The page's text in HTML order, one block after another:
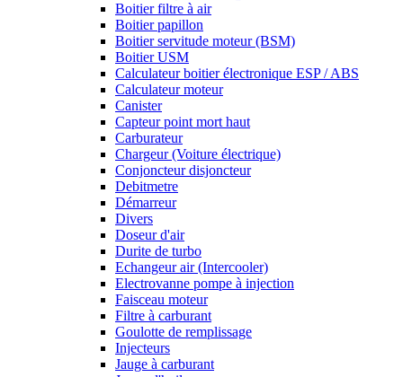
Boitier filtre à air
Boitier papillon
Boitier servitude moteur (BSM)
Boitier USM
Calculateur boitier électronique ESP / ABS
Calculateur moteur
Canister
Capteur point mort haut
Carburateur
Chargeur (Voiture électrique)
Conjoncteur disjoncteur
Debitmetre
Démarreur
Divers
Doseur d'air
Durite de turbo
Echangeur air (Intercooler)
Electrovanne pompe à injection
Faisceau moteur
Filtre à carburant
Goulotte de remplissage
Injecteurs
Jauge à carburant